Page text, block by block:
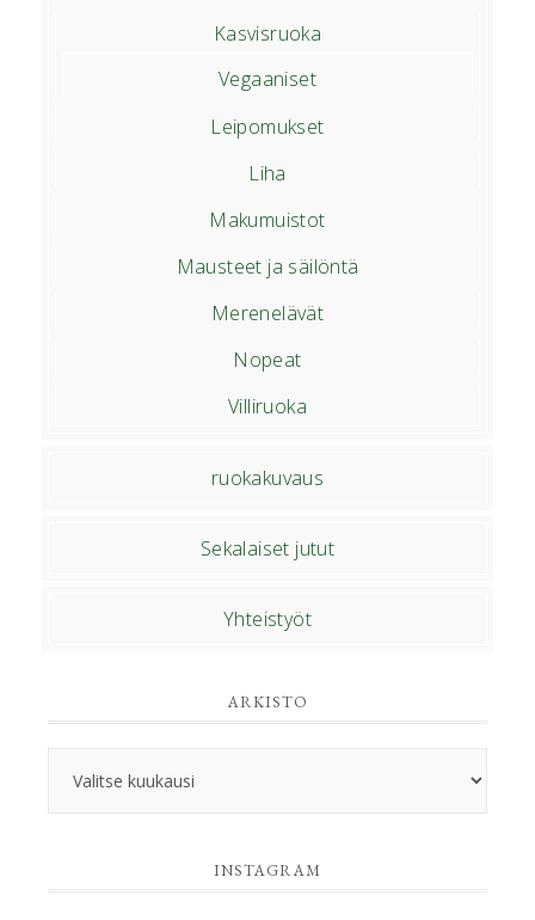
Kasvisruoka
Vegaaniset
Leipomukset
Liha
Makumuistot
Mausteet ja säilöntä
Merenelävät
Nopeat
Villiruoka
ruokakuvaus
Sekalaiset jutut
Yhteistyöt
ARKISTO
INSTAGRAM